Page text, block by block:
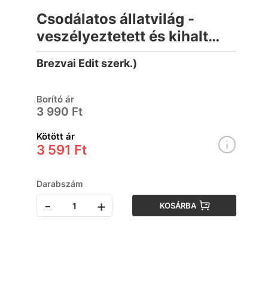
Csodálatos állatvilág -
veszélyeztetett és kihalt
állatok (Füles Bookazine)
Brezvai Edit szerk.)
Borító ár
3 990 Ft
Kötött ár
3 591 Ft
Darabszám
- + KOSÁRBA